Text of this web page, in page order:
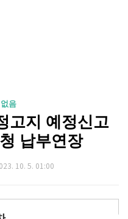
음
고지 예정신고
납부연장
10. 5. 01:00